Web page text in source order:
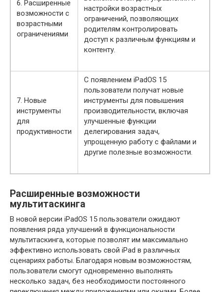
6. Расширенные
возможности с
возрастными
ограничениями
настройки возрастных
ограничений, позволяющих
родителям контролировать
доступ к различным функциям и
контенту.
7. Новые
инструменты
для
продуктивности
С появлением iPadOS 15
пользователи получат новые
инструменты для повышения
производительности, включая
улучшенные функции
делегирования задач,
упрощенную работу с файлами и
другие полезные возможности.
Расширенные возможности
мультитаскинга
В новой версии iPadOS 15 пользователи ожидают
появления ряда улучшений в функциональности
мультитаскинга, которые позволят им максимально
эффективно использовать свой iPad в различных
сценариях работы. Благодаря новым возможностям,
пользователи смогут одновременно выполнять
несколько задач, без необходимости постоянного